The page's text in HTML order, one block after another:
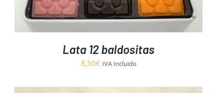
Lata 12 baldositas
8,50€ IVA Incluido